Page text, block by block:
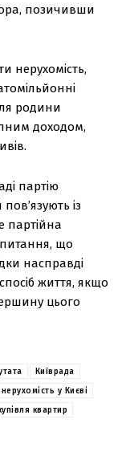
позичивши
нерухомість,
родини
доходом,
партію
із
партійна
що
насправді
життя, якщо
цього
Київрада
нерухомість у Києві
квартир